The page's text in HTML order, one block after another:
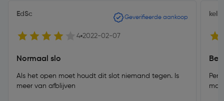
EdSc Geverifieerde aankoop
4 2022-02-07
Normaal slo
Als het open moet houdt dit slot niemand tegen. Is
meer van afblijven